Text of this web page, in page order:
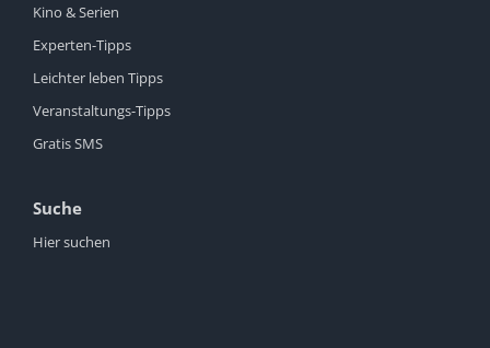
Kino & Serien
Experten-Tipps
Leichter leben Tipps
Veranstaltungs-Tipps
Gratis SMS
Suche
Hier suchen